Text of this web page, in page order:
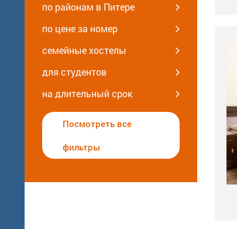
по районам в Питере
по цене за номер
семейные хостелы
для студентов
на длительный срок
Посмотреть все
фильтры